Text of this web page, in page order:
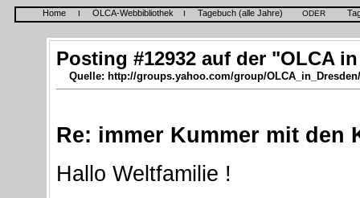
Home I OLCA-Webbibliothek I Tagebuch (alle Jahre) ODER
Posting #12932 auf der "OLCA
Quelle: http://groups.yahoo.com/group/OLCA_in_Dresden/
Re: immer Kummer mit den
Hallo Weltfamilie !